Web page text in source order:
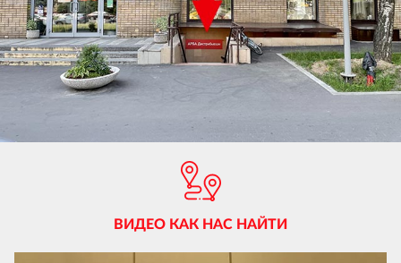
ВИДЕО КАК НАС НАЙТИ